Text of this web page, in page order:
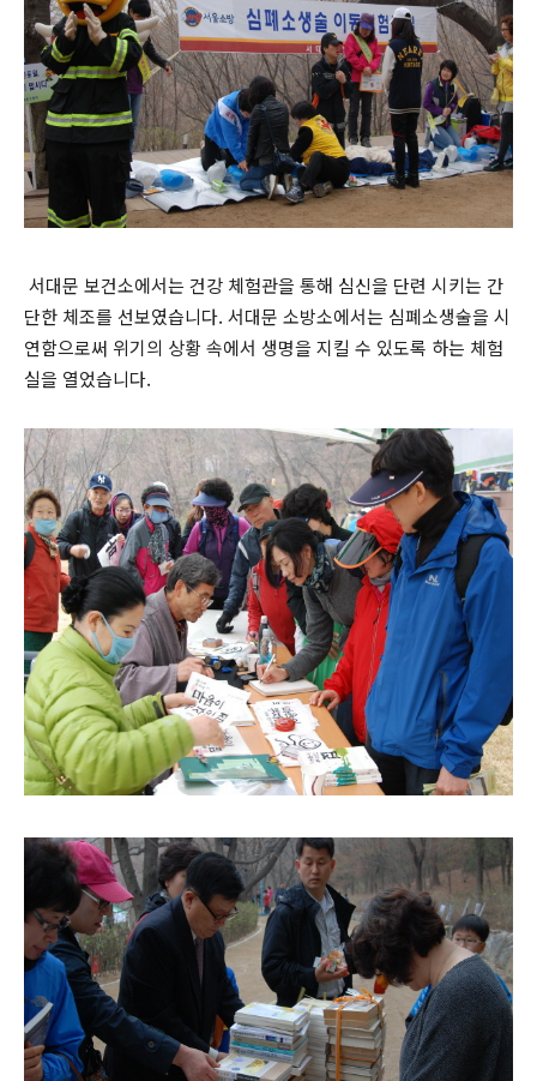
서대문 보건소에서는 건강 체험관을 통해 심신을 단련 시키는 간
단한 체조를 선보였습니다. 서대문 소방소에서는 심폐소생술을 시
연함으로써 위기의 상황 속에서 생명을 지킬 수 있도록 하는 체험
실을 열었습니다.